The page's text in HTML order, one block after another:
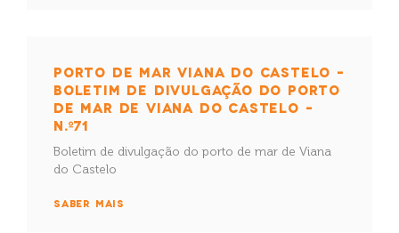
PORTO DE MAR VIANA DO CASTELO –
BOLETIM DE DIVULGAÇÃO DO PORTO
DE MAR DE VIANA DO CASTELO –
N.º71
Boletim de divulgação do porto de mar de Viana
do Castelo
SABER MAIS